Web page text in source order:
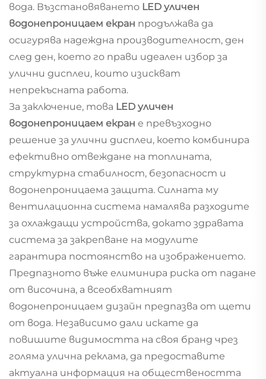
вода. Възстановяването LED уличен
водонепроницаем екран продължава да
осигурява надеждна производителност, ден
след ден, което го прави идеален избор за
улични дисплеи, които изискват
непрекъсната работа.
За заключение, това LED уличен
водонепроницаем екран е превъзходно
решение за улични дисплеи, което комбинира
ефективно отвеждане на топлината,
структурна стабилност, безопасност и
водонепроницаема защита. Силната му
вентилационна система намалява разходите
за охлаждащи устройства, докато здравата
система за закрепване на модулите
гарантира постоянство на изображението.
Предпазното въже елиминира риска от падане
от височина, а всеобхватният
водонепроницаем дизайн предпазва от щети
от вода. Независимо дали искате да
повишите видимостта на своя бранд чрез
голяма улична реклама, да предоставите
актуална информация на обществеността